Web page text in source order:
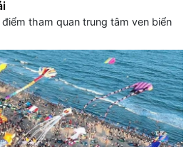
tham quan trung tâm ven biển